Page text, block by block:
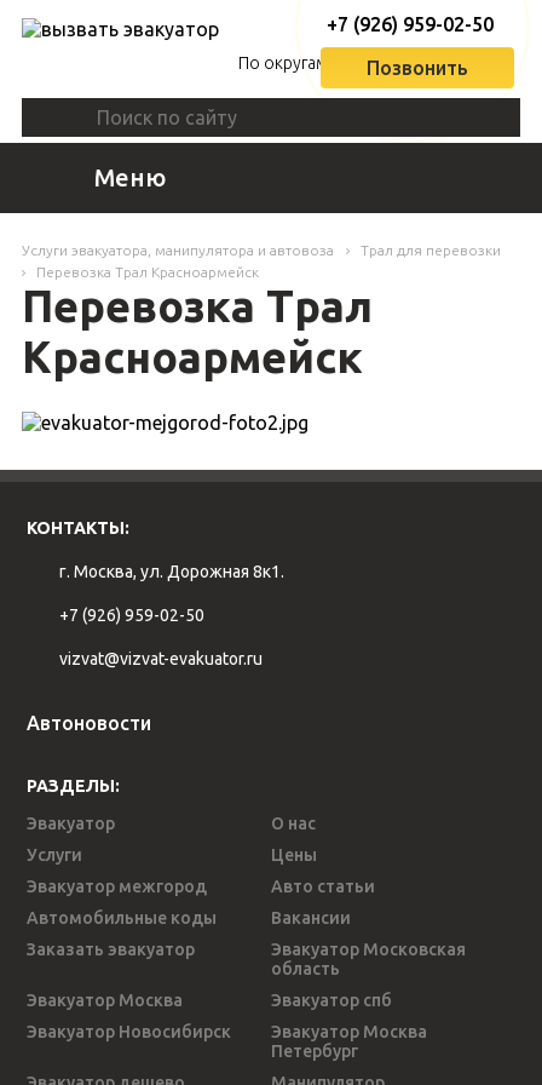
По округам
+7 (926) 959-02-50
Позвонить
Меню
Услуги эвакуатора, манипулятора и автовоза
Трал для перевозки
Перевозка Трал Красноармейск
Перевозка Трал
Красноармейск
КОНТАКТЫ:
г. Москва, ул. Дорожная 8к1.
+7 (926) 959-02-50
vizvat@vizvat-evakuator.ru
Автоновости
РАЗДЕЛЫ:
Эвакуатор
О нас
Услуги
Цены
Эвакуатор межгород
Авто статьи
Автомобильные коды
Вакансии
Заказать эвакуатор
Эвакуатор Московская
область
Эвакуатор Москва
Эвакуатор спб
Эвакуатор Новосибирск
Эвакуатор Москва
Петербург